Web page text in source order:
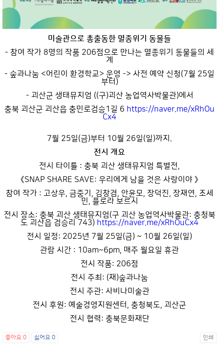
미술관으로 총출동한 멸종위기 동물들
- 참여 작가 8명의 작품 206점으로 만나는 멸종위기 동물들의 세
계
- 숲과나눔 <어린이 환경학교> 운영 -> 사전 예약 신청(7월 25일
부터)
- 괴산군 생태뮤지엄 ((구)괴산 농업역사박물관)에서
충북 괴산군 괴산읍 충민로검승1길 6 https://naver.me/xRhOu
Cx4
7월 25일(금)부터 10월 26일(일)까지.
전시 개요
전시 타이틀 : 충북 괴산 생태뮤지엄 특별전,
《SNAP SHARE SAVE: 우리에게 남을 것은 사랑이야 》
참여 작가 : 고상우, 금중기, 김창겸, 안윤모, 장덕진, 장재연, 조세
민, 플로라 보르시
전시 장소: 충북 괴산 생태뮤지엄(구 괴산 농업역사박물관: 충청북
도 괴산읍 검승리 743) https://naver.me/xRhOuCx4
전시 일정: 2025년 7월 25일(금) ~ 10월 26일(일)
관람 시간 : 10am~6pm, 매주 월요일 휴관
전시 작품: 206점
전시 주최: (재)숲과나눔
전시 주관: 사비나미술관
전시 후원: 예술경영지원센터, 충청북도, 괴산군
전시 협력: 충북문화재단
좋아요 0 싫어요 0 인쇄